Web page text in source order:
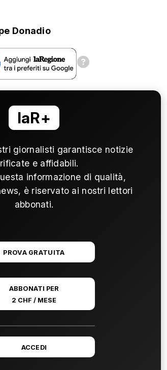
Donadio
laR+
giornalisti garantisce notizie
e affidabili.
informazione di qualità,
è riservato ai nostri lettori
abbonati.
PROVA GRATUITA
ABBONATI PER
2 CHF / MESE
ACCEDI